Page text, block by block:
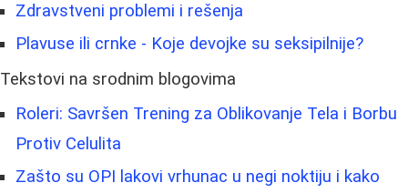
Zdravstveni problemi i rešenja
Plavuse ili crnke - Koje devojke su seksipilnije?
Tekstovi na srodnim blogovima
Roleri: Savršen Trening za Oblikovanje Tela i Borbu
Protiv Celulita
Zašto su OPI lakovi vrhunac u negi noktiju i kako